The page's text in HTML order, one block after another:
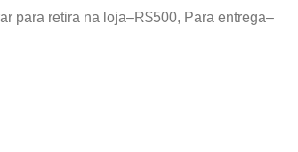
para retira na loja–R$500, Para entrega–